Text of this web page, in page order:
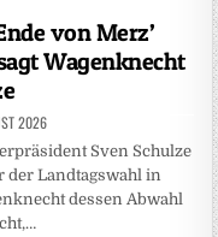
von Merz’
Wagenknecht
2026
Sven Schulze
der Landtagswahl in
dessen Abwahl